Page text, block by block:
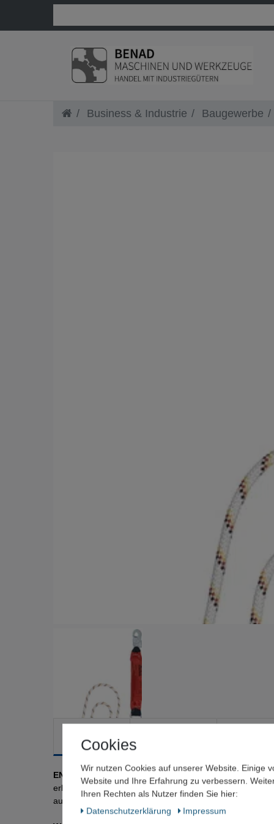
Business & Industrie Baugewerbe
EN 354, EN 355 ·
mit Kernmantelseil 12 mm · der
erlaubten Maximalwerte · diese Ausführung ist mit zwei
ausgestattet, so dass ein schnelles Anschlagen an
Cookies
Wir nutzen Cookies auf unserer Website. Einige
Website und Ihre Erfahrung zu verbessern.
Ihren Rechten als Nutzer finden Sie hier:
Daten­schutz­erklärung
Impressum